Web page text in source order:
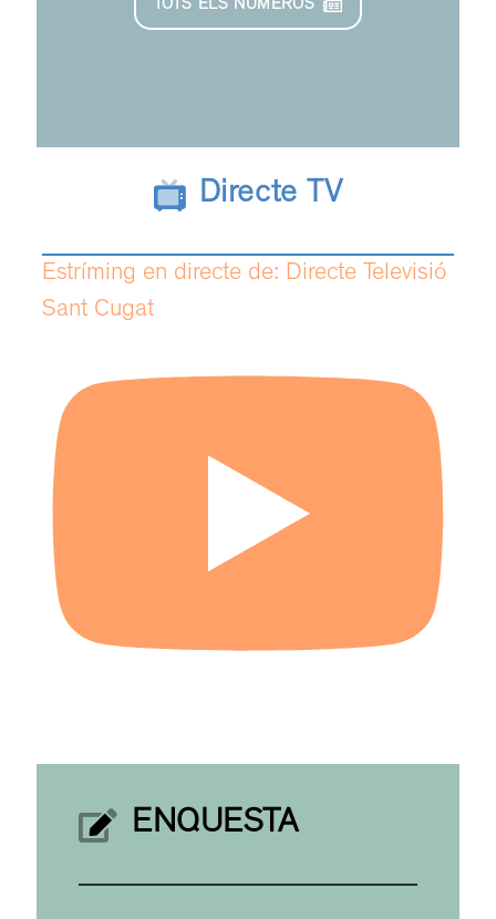
TOTS ELS NÚMEROS
Directe TV
Estríming en directe de: Directe Televisió
Sant Cugat
ENQUESTA